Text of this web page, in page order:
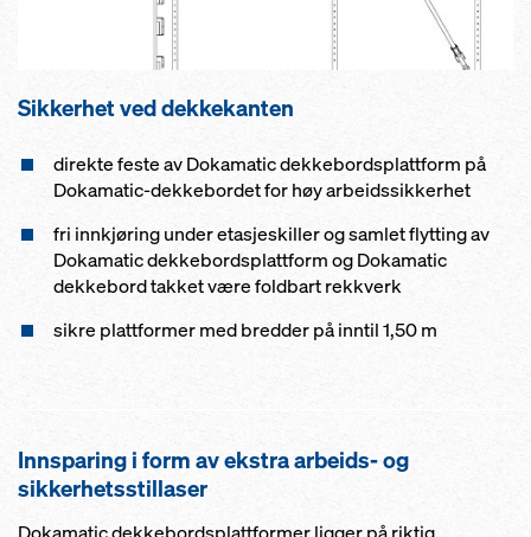
Sikkerhet ved dekkekanten
direkte feste av Dokamatic dekkebordsplattform på
Dokamatic-dekkebordet for høy arbeidssikkerhet
fri innkjøring under etasjeskiller og samlet flytting av
Dokamatic dekkebordsplattform og Dokamatic
dekkebord takket være foldbart rekkverk
sikre plattformer med bredder på inntil 1,50 m
Innsparing i form av ekstra arbeids- og
sikkerhetsstillaser